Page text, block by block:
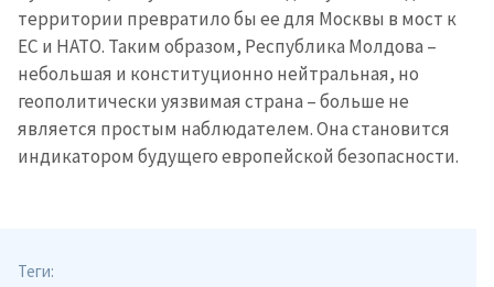
территории превратило бы ее для Москвы в мост к
ЕС и НАТО. Таким образом, Республика Молдова –
небольшая и конституционно нейтральная, но
геополитически уязвимая страна – больше не
является простым наблюдателем. Она становится
индикатором будущего европейской безопасности.
Теги:
Телефон
+ Личный телефон
Я прочитал(а) и согласен(на)
сполитикой
конфиденциальности